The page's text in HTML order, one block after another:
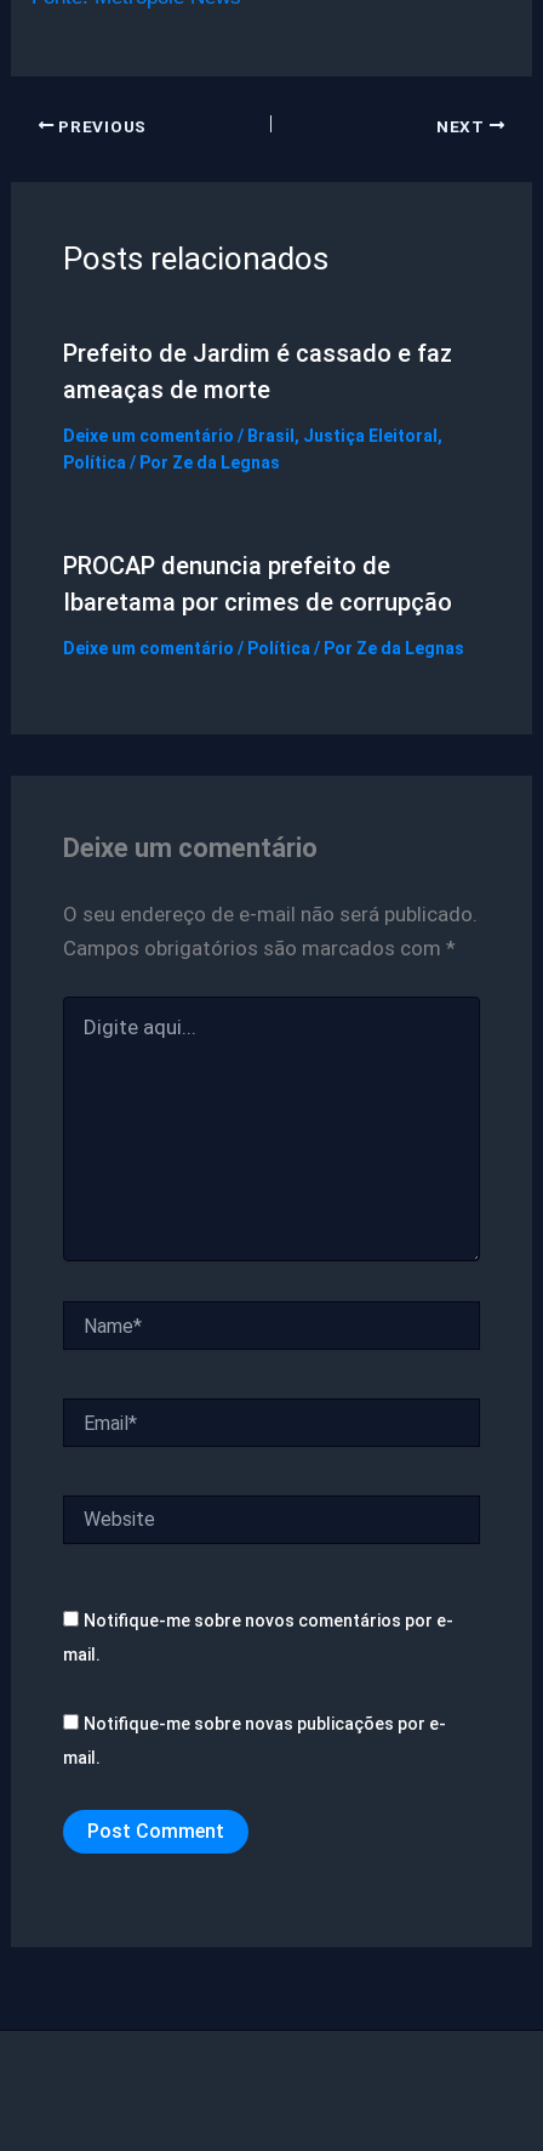
PREVIOUS NEXT
Posts relacionados
Prefeito de Jardim é cassado e faz
ameaças de morte
Deixe um comentário / Brasil , Justiça Eleitoral ,
Política/ Por Ze da Legnas
PROCAP denuncia prefeito de
Ibaretama por crimes de corrupção
Deixe um comentário / Política/ Por Ze da Legnas
Deixe um comentário
O seu endereço de e-mail não será publicado.
Campos obrigatórios são marcados com *
aqui...
Notifique-me sobre novos comentários por e-
mail.
Notifique-me sobre novas publicações por e-
mail.